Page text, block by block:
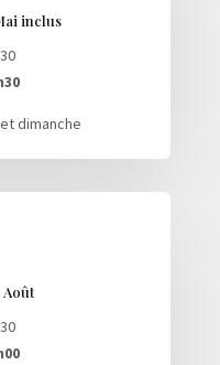
inclus
dimanche
Août